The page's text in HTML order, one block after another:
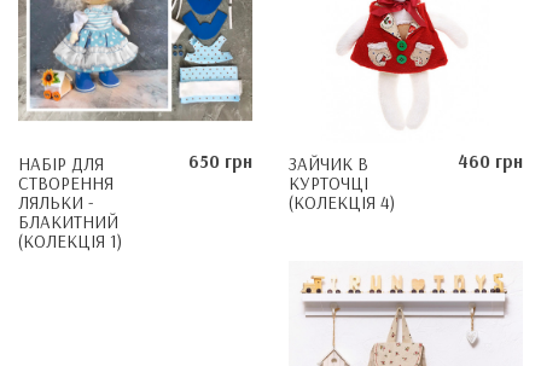
НАБІР ДЛЯ
СТВОРЕННЯ
ЛЯЛЬКИ -
БЛАКИТНИЙ
(КОЛЕКЦІЯ 1)
650 грн
ЗАЙЧИК В
КУРТОЧЦІ
(КОЛЕКЦІЯ 4)
460 грн